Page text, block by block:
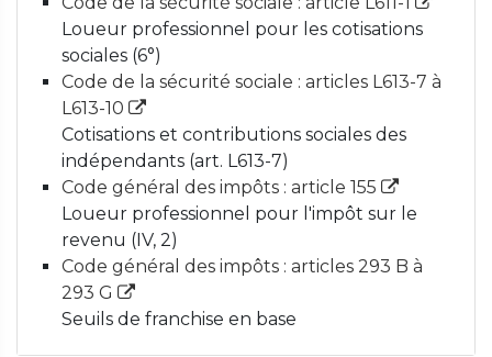
Loueur professionnel pour les cotisations
sociales (6°)
Code de la sécurité sociale : articles L613-7 à
L613-10
Cotisations et contributions sociales des
indépendants (art. L613-7)
Code général des impôts : article 155
Loueur professionnel pour l'impôt sur le
revenu (IV, 2)
Code général des impôts : articles 293 B à
293 G
Seuils de franchise en base